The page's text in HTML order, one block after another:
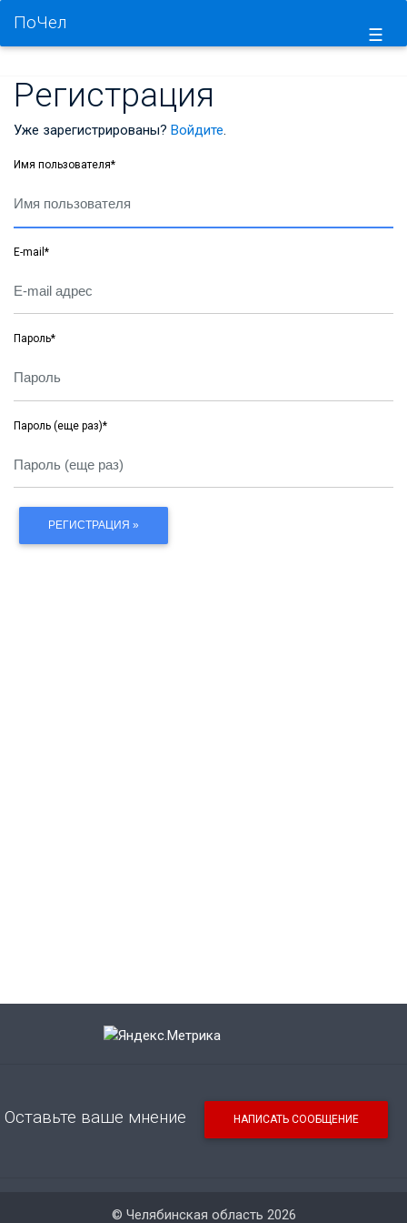
☰
ПоЧел
Регистрация
Уже зарегистрированы? Войдите.
Имя пользователя*
E-mail *
Пароль*
Пароль (еще раз)*
РЕГИСТРАЦИЯ »
Оставьте ваше мнение НАПИСАТЬ СООБЩЕНИЕ
© Челябинская область 2026